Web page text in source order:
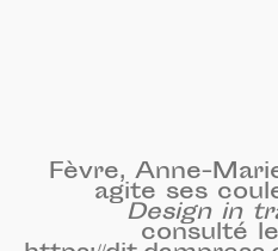
Fèvre, Anne-
agite ses
Design in
consulté